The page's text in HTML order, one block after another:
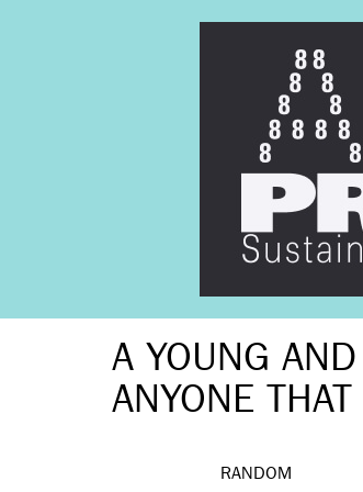
A YOUNG AND
ANYONE THAT
RANDOM